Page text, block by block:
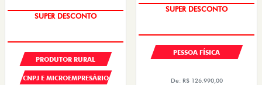
SUPER DESCONTO
PRODUTOR RURAL
CNPJ E MICROEMPRESÁRIO
SUPER DESCONTO
PESSOA FÍSICA
De: R$ 126.990,00